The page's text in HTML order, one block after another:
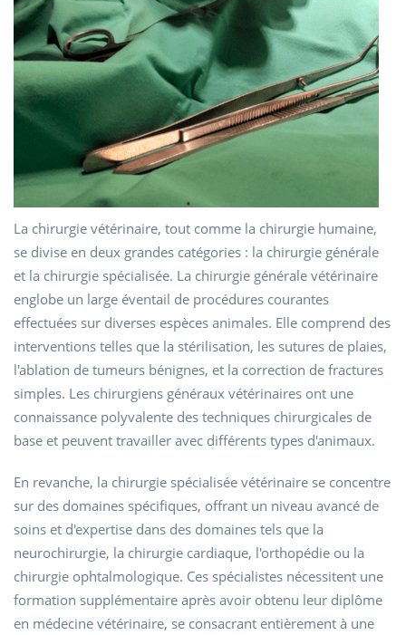
La chirurgie vétérinaire, tout comme la chirurgie humaine,
se divise en deux grandes catégories : la chirurgie générale
et la chirurgie spécialisée. La chirurgie générale vétérinaire
englobe un large éventail de procédures courantes
effectuées sur diverses espèces animales. Elle comprend des
interventions telles que la stérilisation, les sutures de plaies,
l'ablation de tumeurs bénignes, et la correction de fractures
simples. Les chirurgiens généraux vétérinaires ont une
connaissance polyvalente des techniques chirurgicales de
base et peuvent travailler avec différents types d'animaux.
En revanche, la chirurgie spécialisée vétérinaire se concentre
sur des domaines spécifiques, offrant un niveau avancé de
soins et d'expertise dans des domaines tels que la
neurochirurgie, la chirurgie cardiaque, l'orthopédie ou la
chirurgie ophtalmologique. Ces spécialistes nécessitent une
formation supplémentaire après avoir obtenu leur diplôme
en médecine vétérinaire, se consacrant entièrement à une